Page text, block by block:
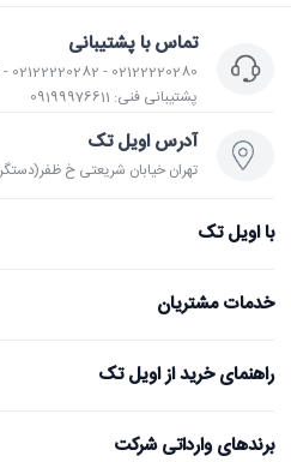
تماس با پشتیبانی
02122220280 - 02122220282 - 09101790036 - 09199975511
پشتیبانی فنی: 09199976611
آدرس اویل تک
تهران خیابان شریعتی خ ظفر(دستگردی)
با اویل تک
خدمات مشتریان
راهنمای خرید از اویل تک
برندهای وارداتی شرکت